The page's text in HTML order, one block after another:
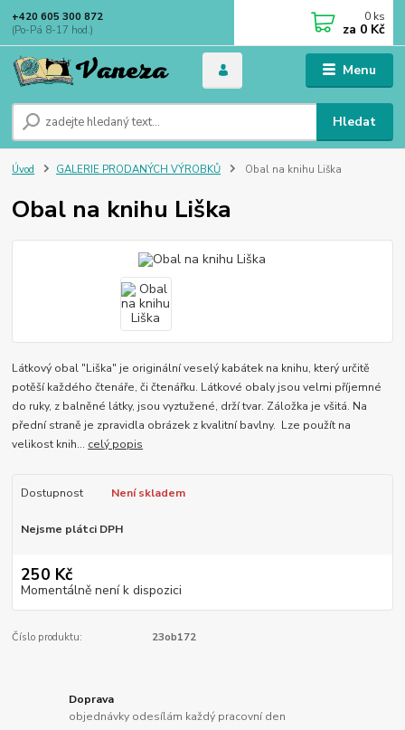
Menu
Hledat
+420 605 300 872
(Po-Pá 8-17 hod.)
0 ks
za 0 Kč
Úvod GALERIE PRODANÝCH VÝROBKŮ Obal na knihu Liška
Obal na knihu Liška
Látkový obal "Liška" je originální veselý kabátek na knihu, který určitě
potěší každého čtenáře, či čtenářku. Látkové obaly jsou velmi příjemné
do ruky, z balněné látky, jsou vyztužené, drží tvar. Záložka je všitá. Na
přední straně je zpravidla obrázek z kvalitní bavlny. Lze použít na
velikost knih... celý popis
Dostupnost Není skladem
Nejsme plátci DPH
250 Kč
Momentálně není k dispozici
Číslo produktu: 23ob172
Doprava
objednávky odesílám každý pracovní den